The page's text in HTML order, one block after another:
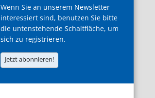
Wenn Sie an unserem Newsletter
interessiert sind, benutzen Sie bitte
die untenstehende Schaltfläche, um
sich zu registrieren.
Jetzt abonnieren!